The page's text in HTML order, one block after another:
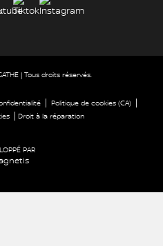
| Tous droits réservés.
| Politique de cookies (CA)
| Droit à la réparation
PAR